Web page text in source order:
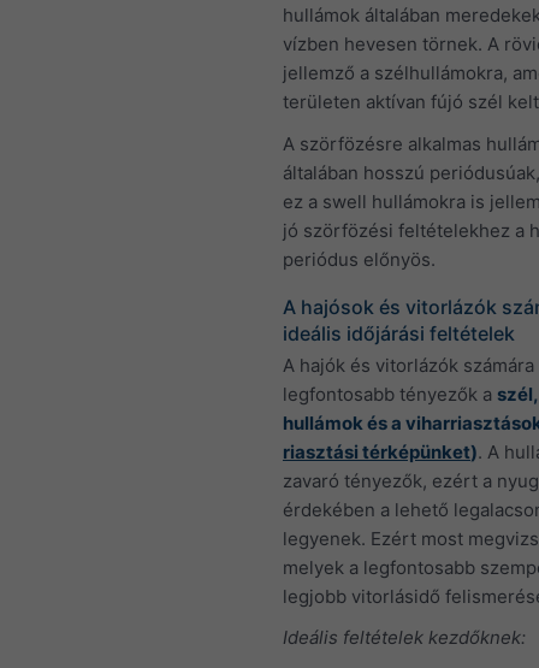
hullámok általában
vízben hevesen törnek. A
jellemző a szélhullámokra,
területen aktívan fújó szél
A szörfözésre alkalmas
általában hosszú
ez a swell hullámokra is
jó szörfözési feltételekhez a
periódus előnyös.
A hajósok és vitorlázók
ideális időjárási feltételek
A hajók és vitorlázók számára
legfontosabb tényezők a
hullámok és a
riasztási térképünket). A
zavaró tényezők, ezért a
érdekében a lehető
legyenek. Ezért most
melyek a legfontosabb
legjobb vitorlásidő
Ideális feltételek kezdőknek: